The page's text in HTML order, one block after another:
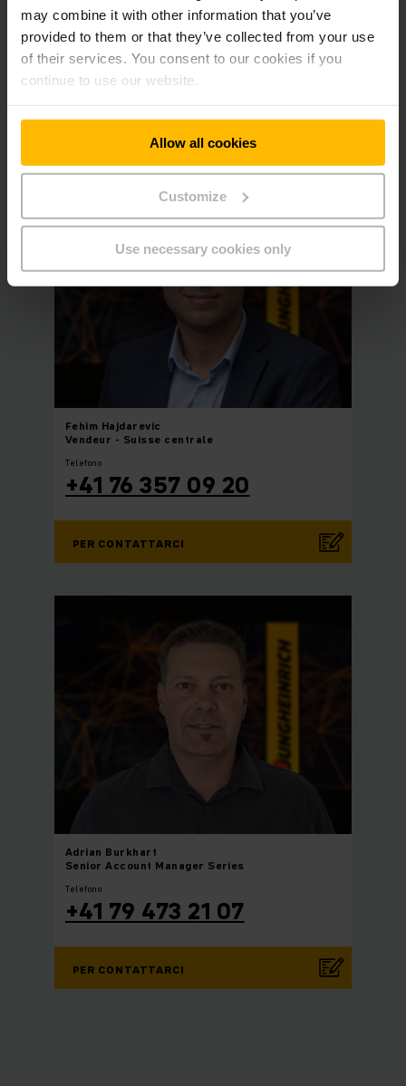
may combine it with other information that you’ve
provided to them or that they’ve collected from your use
of their services. You consent to our cookies if you
continue to use our website.
Allow all cookies
Customize
Use necessary cookies only
Senior Account Manager Series
Telefono
+41 79 210 10 69
PER CONTATTARCI
Fehim Hajdarevic
Vendeur - Suisse centrale
Telefono
+41 76 357 09 20
PER CONTATTARCI
Adrian Burkhart
Senior Account Manager Series
Telefono
+41 79 473 21 07
PER CONTATTARCI